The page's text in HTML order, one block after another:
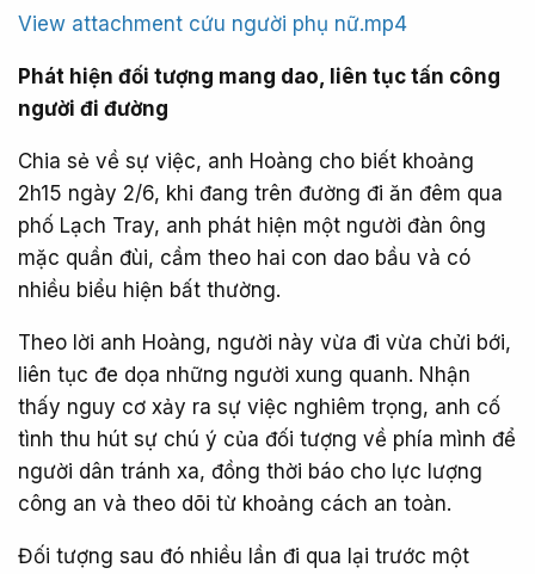
View attachment cứu người phụ nữ.mp4
Phát hiện đối tượng mang dao, liên tục tấn công
người đi đường
Chia sẻ về sự việc, anh Hoàng cho biết khoảng
2h15 ngày 2/6, khi đang trên đường đi ăn đêm qua
phố Lạch Tray, anh phát hiện một người đàn ông
mặc quần đùi, cầm theo hai con dao bầu và có
nhiều biểu hiện bất thường.
Theo lời anh Hoàng, người này vừa đi vừa chửi bới,
liên tục đe dọa những người xung quanh. Nhận
thấy nguy cơ xảy ra sự việc nghiêm trọng, anh cố
tình thu hút sự chú ý của đối tượng về phía mình để
người dân tránh xa, đồng thời báo cho lực lượng
công an và theo dõi từ khoảng cách an toàn.
Đối tượng sau đó nhiều lần đi qua lại trước một